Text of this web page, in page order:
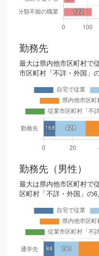
勤務先
最大は県内他市区町村で
市区町村「不詳・外国」
勤務先（男性）
最大は県内他市区町村で
区町村「不詳・外国」の6